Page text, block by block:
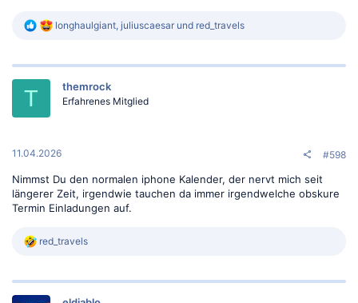
R
k
:
longhaulgiant, juliuscaesar und red_travels
T themrock
Erfahrenes Mitglied
11.04.2026 #598
Nimmst Du den normalen iphone Kalender, der nervt mich seit
längerer Zeit, irgendwie tauchen da immer irgendwelche obskure
Termin Einladungen auf.
R
k
red_travels